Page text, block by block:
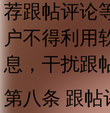
荐跟帖评论
户不得利用
息，干扰跟
第八条 跟